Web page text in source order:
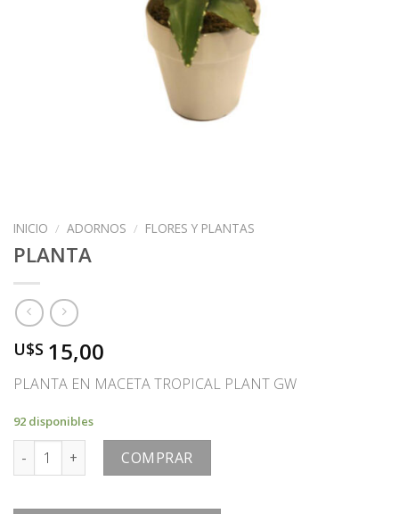
INICIO / ADORNOS / FLORES Y PLANTAS
PLANTA
U$S 15,00
PLANTA EN MACETA TROPICAL PLANT GW
92 disponibles
PLANTA cantidadCOMPRAR